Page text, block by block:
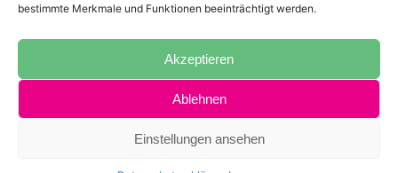
bestimmte Merkmale und Funktionen beeinträchtigt werden.
Akzeptieren
Ablehnen
Einstellungen ansehen